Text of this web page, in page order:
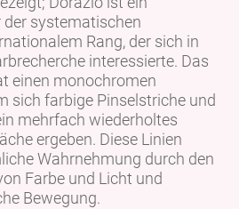
systematischen
Rang, der sich in
interessierte. Das
einen monochromen
sich farbige Pinselstriche und
mehrfach wiederholtes
ergeben. Diese Linien
Wahrnehmung durch den
Farbe und Licht und
Bewegung.